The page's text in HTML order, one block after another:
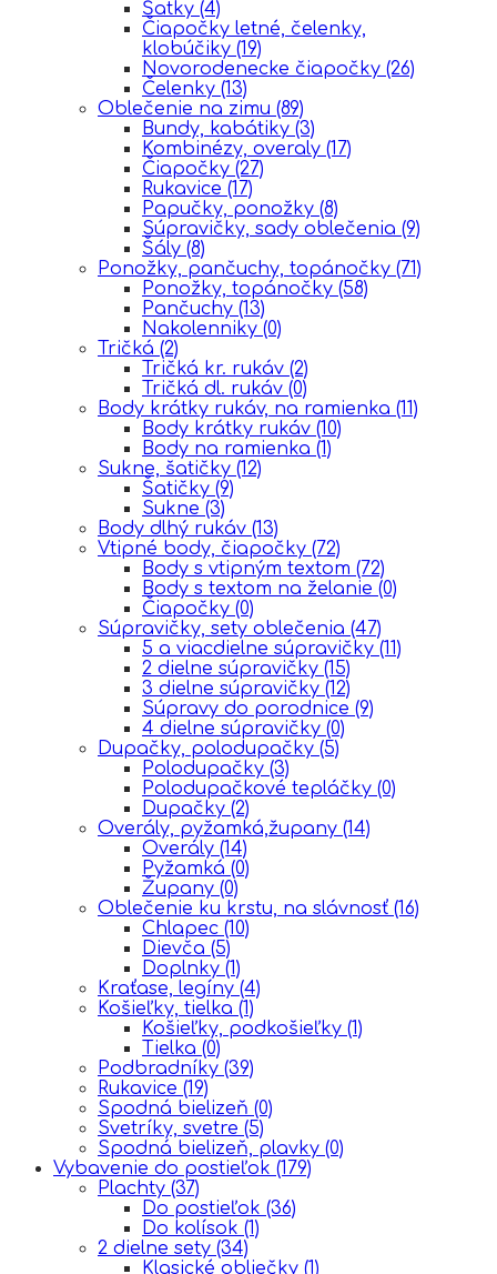
Šatky (4)
Čiapočky letné, čelenky,
klobúčiky (19)
Novorodenecke čiapočky (26)
Čelenky (13)
Oblečenie na zimu (89)
Bundy, kabátiky (3)
Kombinézy, overaly (17)
Čiapočky (27)
Rukavice (17)
Papučky, ponožky (8)
Súpravičky, sady oblečenia (9)
Šály (8)
Ponožky, pančuchy, topánočky (71)
Ponožky, topánočky (58)
Pančuchy (13)
Nakolenniky (0)
Tričká (2)
Tričká kr. rukáv (2)
Tričká dl. rukáv (0)
Body krátky rukáv, na ramienka (11)
Body krátky rukáv (10)
Body na ramienka (1)
Sukne, šatičky (12)
Šatičky (9)
Sukne (3)
Body dlhý rukáv (13)
Vtipné body, čiapočky (72)
Body s vtipným textom (72)
Body s textom na želanie (0)
Čiapočky (0)
Súpravičky, sety oblečenia (47)
5 a viacdielne súpravičky (11)
2 dielne súpravičky (15)
3 dielne súpravičky (12)
Súpravy do porodnice (9)
4 dielne súpravičky (0)
Dupačky, polodupačky (5)
Polodupačky (3)
Polodupačkové tepláčky (0)
Dupačky (2)
Overály, pyžamká,župany (14)
Overály (14)
Pyžamká (0)
Župany (0)
Oblečenie ku krstu, na slávnosť (16)
Chlapec (10)
Dievča (5)
Doplnky (1)
Kraťase, legíny (4)
Košieľky, tielka (1)
Košieľky, podkošieľky (1)
Tielka (0)
Podbradníky (39)
Rukavice (19)
Spodná bielizeň (0)
Svetríky, svetre (5)
Spodná bielizeň, plavky (0)
Vybavenie do postieľok (179)
Plachty (37)
Do postieľok (36)
Do kolísok (1)
2 dielne sety (34)
Klasické obliečky (1)